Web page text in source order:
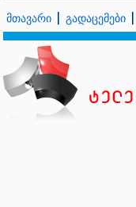
მთავარი გადაცემები